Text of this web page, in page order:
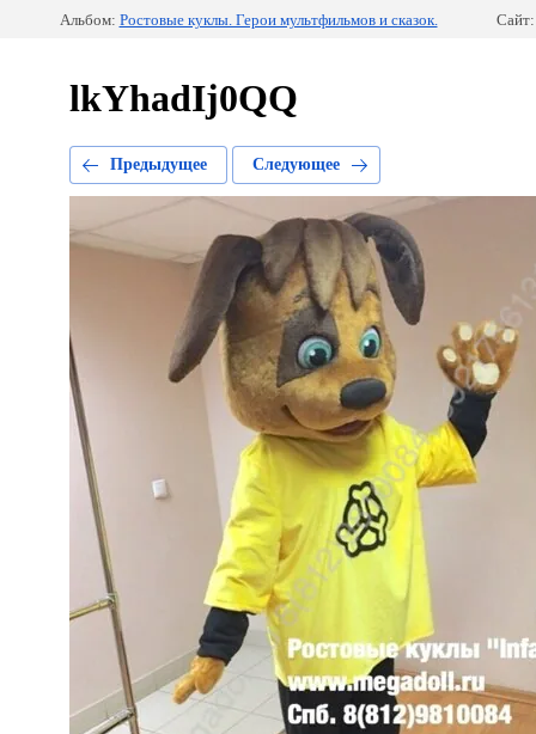
Альбом: Ростовые куклы. Герои мультфильмов и сказок. Сайт:
lkYhadIj0QQ
Предыдущее Следующее